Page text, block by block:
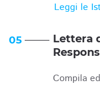
Leggi le
05
Lettera
Compila